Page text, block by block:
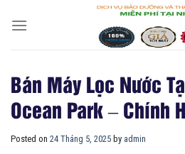
Bán Máy Lọc Nước
Ocean Park – Chính
Posted on 24 Tháng 5, 2025 by admin